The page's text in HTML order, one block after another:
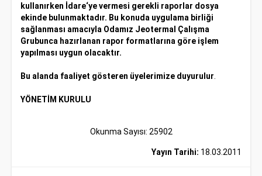
kullanırken İdare‘ye vermesi gerekli raporlar dosya
ekinde bulunmaktadır. Bu konuda uygulama birliği
sağlanması amacıyla Odamız Jeotermal Çalışma
Grubunca hazırlanan rapor formatlarına göre işlem
yapılması uygun olacaktır.
Bu alanda faaliyet gösteren üyelerimize duyurulur
YÖNETİM KURULU
Okunma Sayısı: 25902
Yayın Tarihi: 18.03.2011